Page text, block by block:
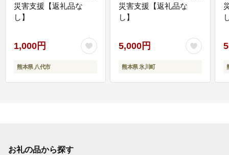
災害支援【返礼品な
し】
1,000円
熊本県 八代市
災害支援【返礼品な
し】
5,000円
熊本県 氷川町
お礼の品から探す